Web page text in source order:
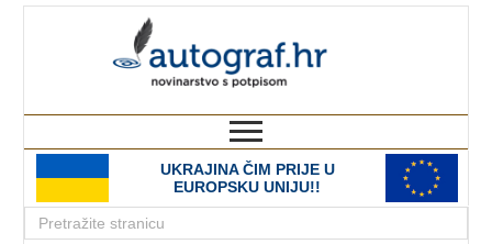
UKRAJINA ČIM PRIJE U
EUROPSKU UNIJU!!